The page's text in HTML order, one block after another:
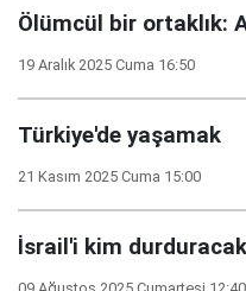
Ölümcül bir ortaklık:
19 Aralık 2025 Cuma 16:50
Türkiye'de yaşamak
21 Kasım 2025 Cuma 15:00
İsrail'i kim
09 Ağustos 2025 Cumartesi 12:40